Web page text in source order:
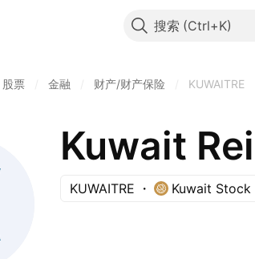
搜索
股票 金融 财产/财产保险 KUWAITRE
Kuwait
KUWAITRE Kuwait Stock